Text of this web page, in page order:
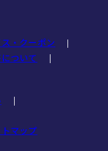
・クーポン
ついて
マップ